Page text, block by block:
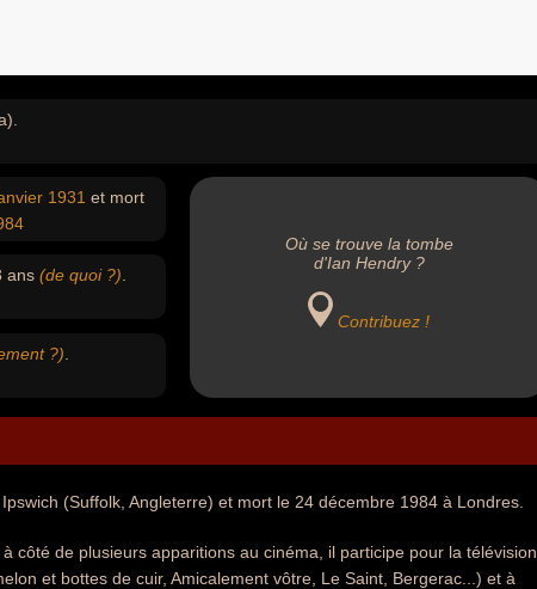
1931 et mort
ans (de quoi ?)
?)
Où se trouve la tombe
d'Ian Hendry ?
Contribuez !
(Suffolk, Angleterre) et mort le 24 décembre 1984 à Londres.
côté de plusieurs apparitions au cinéma, il participe pour la télévision
et bottes de cuir, Amicalement vôtre, Le Saint, Bergerac...) et à